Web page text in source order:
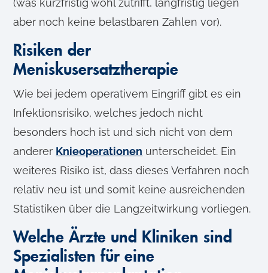
(was kurzfristig wohl zutrifft, langfristig liegen
aber noch keine belastbaren Zahlen vor).
Risiken der
Meniskusersatztherapie
Wie bei jedem operativem Eingriff gibt es ein
Infektionsrisiko, welches jedoch nicht
besonders hoch ist und sich nicht von dem
anderer Knieoperationen unterscheidet. Ein
weiteres Risiko ist, dass dieses Verfahren noch
relativ neu ist und somit keine ausreichenden
Statistiken über die Langzeitwirkung vorliegen.
Welche Ärzte und Kliniken sind
Spezialisten für eine